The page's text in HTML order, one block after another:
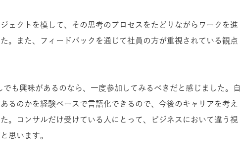
ェクトを模して、その思考のプロセスをたどりながらワークを進
。また、フィードバックを通じて社員の方が重視されている観点
でも興味があるのなら、一度参加してみるべきだと感じました。自
るのかを経験ベースで言語化できるので、今後のキャリアを考え
。コンサルだけ受けている人にとって、ビジネスにおいて違う視
思います。